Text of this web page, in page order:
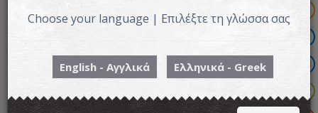
Choose your language | Επιλέξτε τη γλώσσα σας
English - Αγγλικά Ελληνικά - Greek